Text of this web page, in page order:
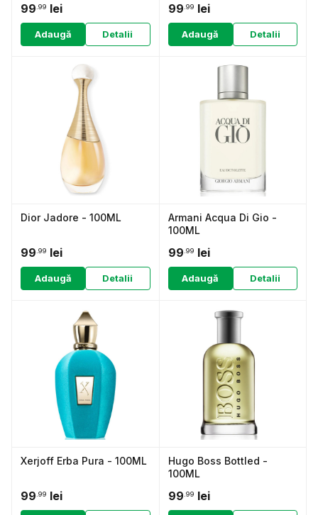
99 .99 lei
Adaugă Detalii
99 .99 lei
Adaugă Detalii
Dior Jadore - 100ML
99 .99 lei
Adaugă Detalii
Armani Acqua Di Gio -
100ML
99 .99 lei
Adaugă Detalii
Xerjoff Erba Pura - 100ML
99 .99 lei
Hugo Boss Bottled -
100ML
99 .99 lei